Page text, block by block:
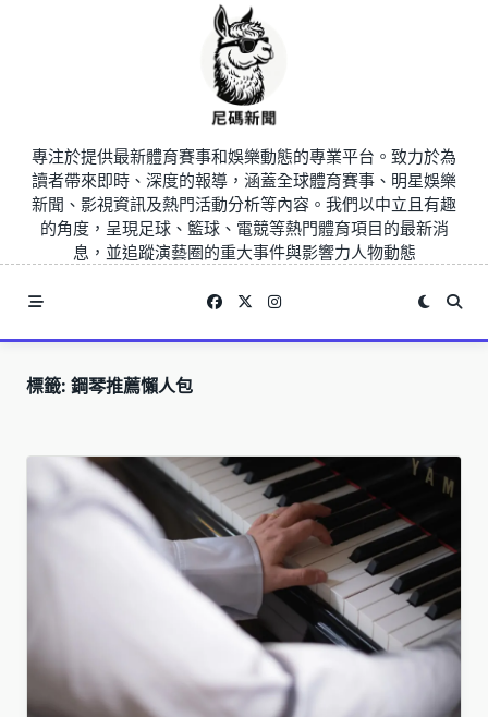
專注於提供最新體育賽事和娛樂動態的專業平台。致力於為
讀者帶來即時、深度的報導，涵蓋全球體育賽事、明星娛樂
新聞、影視資訊及熱門活動分析等內容。我們以中立且有趣
的角度，呈現足球、籃球、電競等熱門體育項目的最新消
息，並追蹤演藝圈的重大事件與影響力人物動態
標籤: 鋼琴推薦懶人包